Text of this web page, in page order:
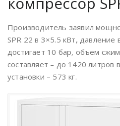
Производитель заявил
SPR 22 в 3×5.5 кВт, давление
достигает 10 бар, объем
составляет – до 1420 литров
установки – 573 кг.